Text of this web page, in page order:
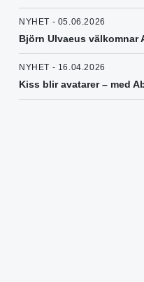
NYHET - 05.06.2026
Björn Ulvaeus välkomnar
NYHET - 16.04.2026
Kiss blir avatarer – med